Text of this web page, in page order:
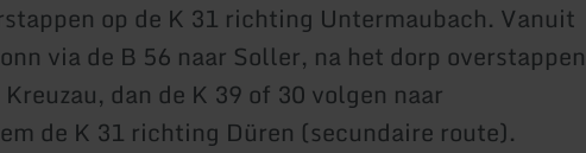
op de K 31 richting Untermaubach. Vanuit
via de B 56 naar Soller, na het dorp overstappen
dan de K 39 of 30 volgen naar
de K 31 richting Düren (secundaire route).